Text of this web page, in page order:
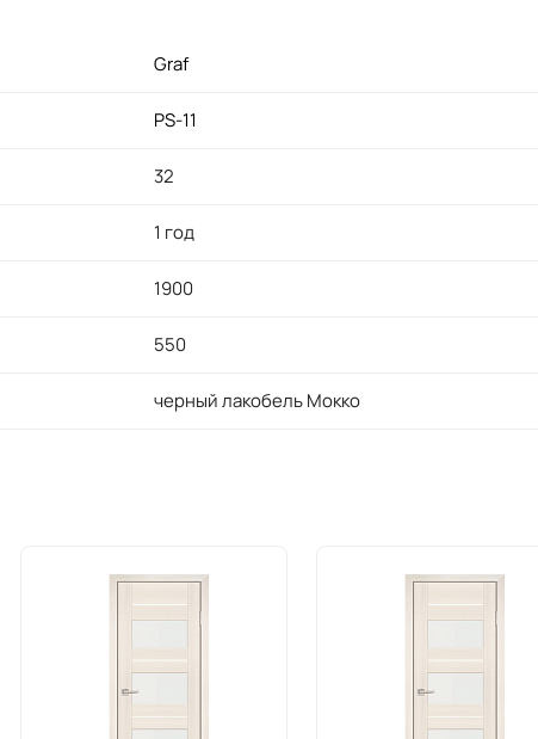
Graf
PS-11
32
1 год
1900
550
черный лакобель Мокко